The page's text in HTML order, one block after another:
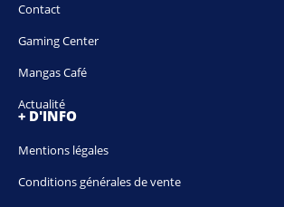
Contact
Gaming Center
Mangas Café
Actualité
+ D'INFO
Mentions légales
Conditions générales de vente